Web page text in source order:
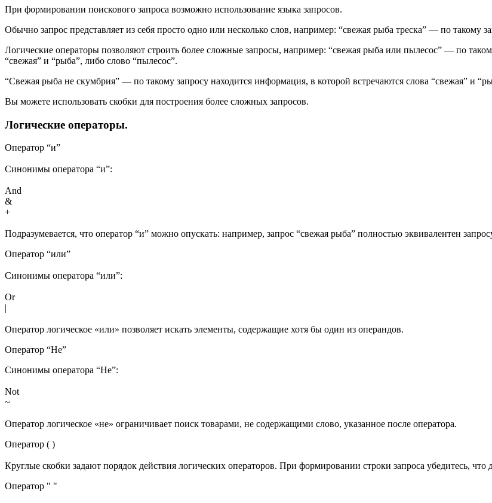
При формировании поискового запроса возможно использование языка запросов.
Обычно запрос представляет из себя просто одно или несколько слов, например: “свежая рыба треска” — по такому
Логические операторы позволяют строить более сложные запросы, например: “свежая рыба или пылесос” — по
“свежая” и “рыба”, либо слово “пылесос”.
“Свежая рыба не скумбрия” — по такому запросу находится информация, в которой встречаются слова “свежая” и
Вы можете использовать скобки для построения более сложных запросов.
Логические операторы.
Оператор “и”
Синонимы оператора “и”:
And
&
+
Подразумевается, что оператор “и” можно опускать: например, запрос “свежая рыба” полностью эквивалентен
Оператор “или”
Синонимы оператора “или”:
Or
|
Оператор логическое «или» позволяет искать элементы, содержащие хотя бы один из операндов.
Оператор “Не”
Синонимы оператора “Не”:
Not
~
Оператор логическое «не» ограничивает поиск товарами, не содержащими слово, указанное после оператора.
Оператор ( )
Круглые скобки задают порядок действия логических операторов. При формировании строки запроса убедитесь,
Оператор " "